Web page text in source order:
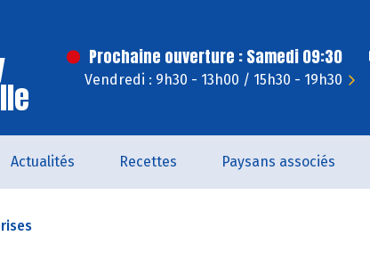
Prochaine ouverture : Samedi 09:30
Vendredi : 9h30 - 13h00 / 15h30 - 19h30
Actualités Recettes Paysans associés